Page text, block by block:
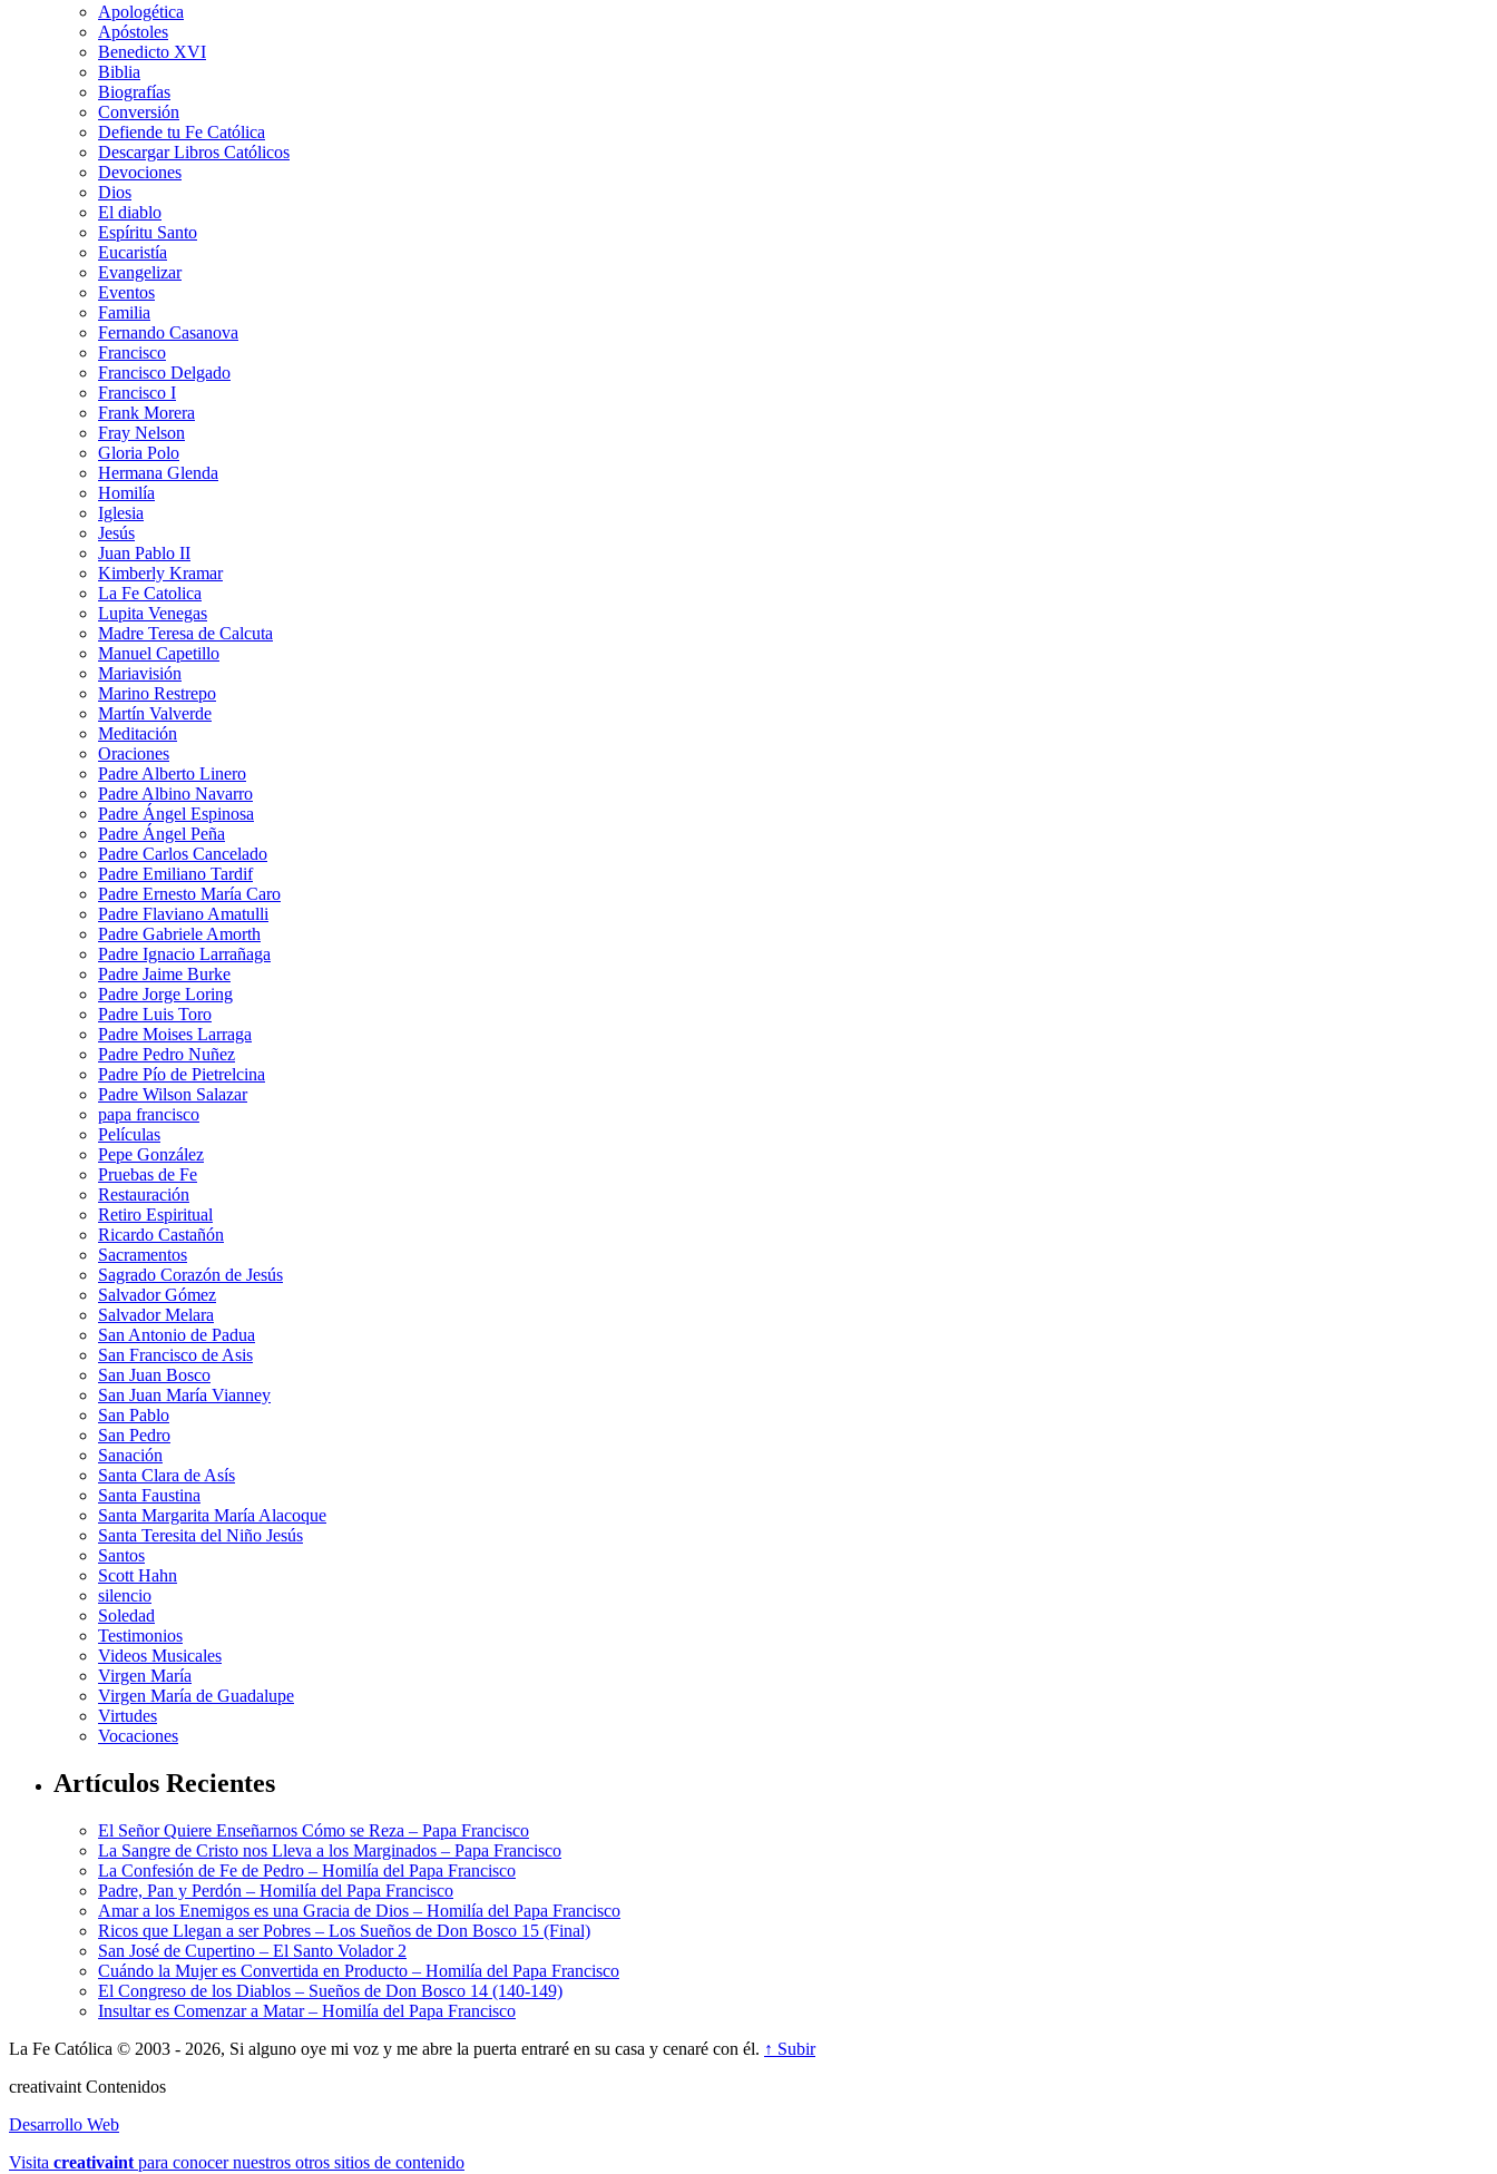
Apologética
Apóstoles
Benedicto XVI
Biblia
Biografías
Conversión
Defiende tu Fe Católica
Descargar Libros Católicos
Devociones
Dios
El diablo
Espíritu Santo
Eucaristía
Evangelizar
Eventos
Familia
Fernando Casanova
Francisco
Francisco Delgado
Francisco I
Frank Morera
Fray Nelson
Gloria Polo
Hermana Glenda
Homilía
Iglesia
Jesús
Juan Pablo II
Kimberly Kramar
La Fe Catolica
Lupita Venegas
Madre Teresa de Calcuta
Manuel Capetillo
Mariavisión
Marino Restrepo
Martín Valverde
Meditación
Oraciones
Padre Alberto Linero
Padre Albino Navarro
Padre Ángel Espinosa
Padre Ángel Peña
Padre Carlos Cancelado
Padre Emiliano Tardif
Padre Ernesto María Caro
Padre Flaviano Amatulli
Padre Gabriele Amorth
Padre Ignacio Larrañaga
Padre Jaime Burke
Padre Jorge Loring
Padre Luis Toro
Padre Moises Larraga
Padre Pedro Nuñez
Padre Pío de Pietrelcina
Padre Wilson Salazar
papa francisco
Películas
Pepe González
Pruebas de Fe
Restauración
Retiro Espiritual
Ricardo Castañón
Sacramentos
Sagrado Corazón de Jesús
Salvador Gómez
Salvador Melara
San Antonio de Padua
San Francisco de Asis
San Juan Bosco
San Juan María Vianney
San Pablo
San Pedro
Sanación
Santa Clara de Asís
Santa Faustina
Santa Margarita María Alacoque
Santa Teresita del Niño Jesús
Santos
Scott Hahn
silencio
Soledad
Testimonios
Videos Musicales
Virgen María
Virgen María de Guadalupe
Virtudes
Vocaciones
Artículos Recientes
El Señor Quiere Enseñarnos Cómo se Reza – Papa Francisco
La Sangre de Cristo nos Lleva a los Marginados – Papa Francisco
La Confesión de Fe de Pedro – Homilía del Papa Francisco
Padre, Pan y Perdón – Homilía del Papa Francisco
Amar a los Enemigos es una Gracia de Dios – Homilía del Papa Francisco
Ricos que Llegan a ser Pobres – Los Sueños de Don Bosco 15 (Final)
San José de Cupertino – El Santo Volador 2
Cuándo la Mujer es Convertida en Producto – Homilía del Papa Francisco
El Congreso de los Diablos – Sueños de Don Bosco 14 (140-149)
Insultar es Comenzar a Matar – Homilía del Papa Francisco
La Fe Católica © 2003 - 2026, Si alguno oye mi voz y me abre la puerta entraré en su casa y cenaré con él. ↑ Subir
creativaint Contenidos
Desarrollo Web
Visita creativaint para conocer nuestros otros sitios de contenido